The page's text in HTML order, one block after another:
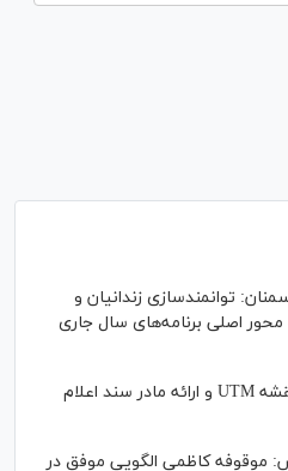
توانمندسازی زندانیان و
محور اصلی برنامه‌های سال جاری
جزئیات ثبت ادعا، تهیه نقشه UTM و ارائه مادر سند اعلام
موقوفه کاظمی الگویی موفق در